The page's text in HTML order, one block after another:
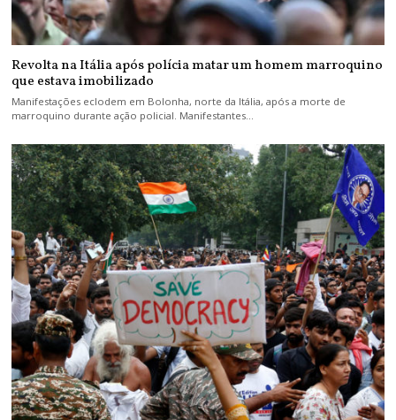
Revolta na Itália após polícia matar um homem marroquino
que estava imobilizado
Manifestações eclodem em Bolonha, norte da Itália, após a morte de
marroquino durante ação policial. Manifestantes…